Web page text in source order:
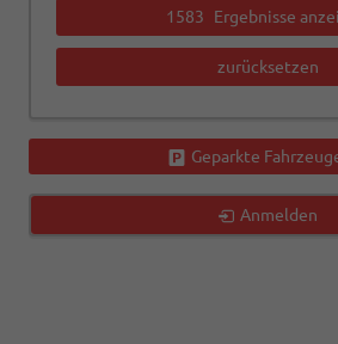
1583 Ergebnisse
zurücksetzen
Geparkte
Anmelden